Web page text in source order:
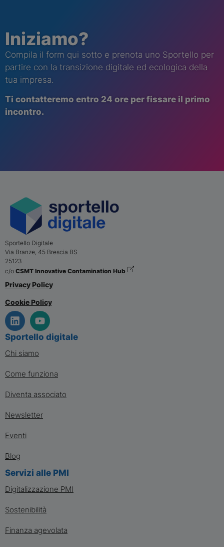
Iniziamo?
Compila il form qui sotto e prenota uno Sportello per
partire con la transizione digitale ed ecologica della
tua impresa.
Ti contatteremo entro 24 ore per fissare il primo
incontro.
Sportello Digitale
Via Branze, 45 Brescia BS
25123
c/o CSMT Innovative Contamination Hub
Privacy Policy
Cookie Policy
Sportello digitale
Chi siamo
Come funziona
Diventa associato
Newsletter
Eventi
Blog
Servizi alle PMI
Digitalizzazione PMI
Sostenibilità
Finanza agevolata